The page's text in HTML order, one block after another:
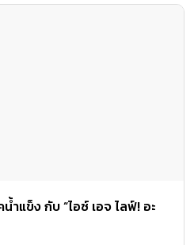
แข็ง กับ “ไอซ์ เอจ ไลฟ์! อะ